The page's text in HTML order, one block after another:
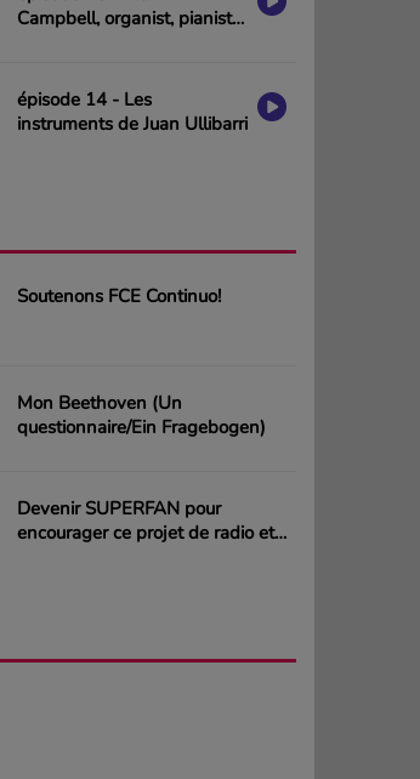
Campbell, organist, pianist
épisode 14 - Les
instruments de Juan Ullibarri
Soutenons FCE Continuo!
Mon Beethoven (Un
questionnaire/Ein Fragebogen)
Devenir SUPERFAN pour
encourager ce projet de radio et